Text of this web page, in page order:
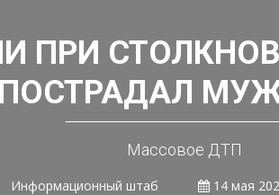
ПРИ
ПОСТРАДАЛ
Массовое ДТП
Информационный штаб 14 мая